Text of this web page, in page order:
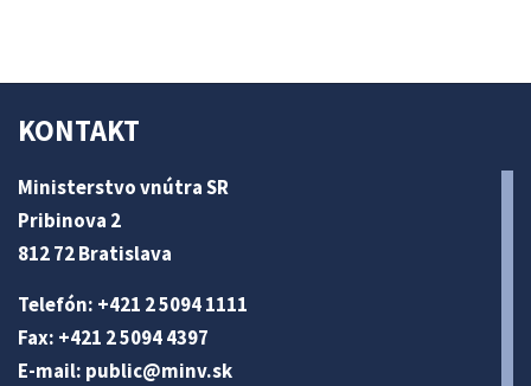
KONTAKT
Ministerstvo vnútra SR
Pribinova 2
812 72 Bratislava
Telefón: +421 2 5094 1111
Fax: +421 2 5094 4397
E-mail: public@minv.sk